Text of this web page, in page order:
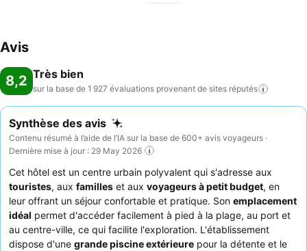
Avis
8,2 Très bien
sur la base de 1 927 évaluations provenant de sites réputés
Synthèse des avis
Contenu résumé à l’aide de l’IA sur la base de 600+ avis voyageurs ·
Dernière mise à jour : 29 May 2026
Cet hôtel est un centre urbain polyvalent qui s'adresse aux
touristes, aux familles et aux voyageurs à petit budget, en
leur offrant un séjour confortable et pratique. Son emplacement
idéal permet d'accéder facilement à pied à la plage, au port et
au centre-ville, ce qui facilite l'exploration. L'établissement
dispose d'une grande piscine extérieure pour la détente et le